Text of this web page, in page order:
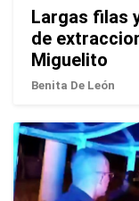
Largas filas
de
Miguelito
Benita De León